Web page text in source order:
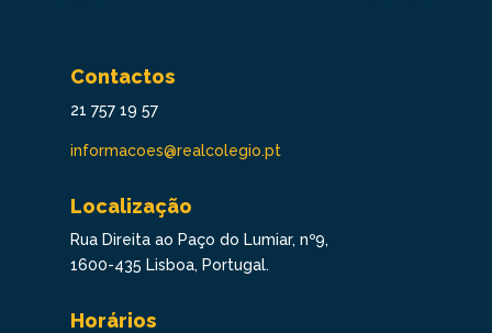
Contactos
21 757 19 57
informacoes@realcolegio.pt
Localização
Rua Direita ao Paço do Lumiar, nº9,
1600-435 Lisboa, Portugal.
Horários